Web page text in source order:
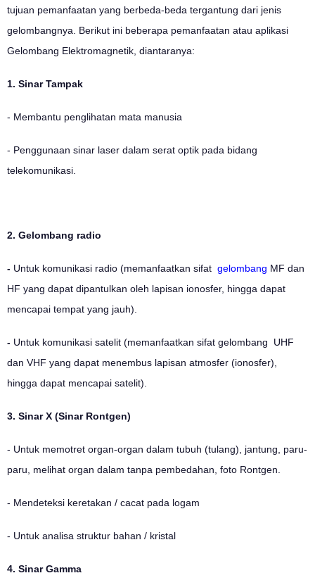
tujuan pemanfaatan yang berbeda-beda tergantung dari jenis
gelombangnya. Berikut ini beberapa pemanfaatan atau aplikasi
Gelombang Elektromagnetik, diantaranya:
1. Sinar Tampak
- Membantu penglihatan mata manusia
- Penggunaan sinar laser dalam serat optik pada bidang
telekomunikasi.
2. Gelombang radio
- Untuk komunikasi radio (memanfaatkan sifat gelombang MF dan
HF yang dapat dipantulkan oleh lapisan ionosfer, hingga dapat
mencapai tempat yang jauh).
- Untuk komunikasi satelit (memanfaatkan sifat gelombang UHF
dan VHF yang dapat menembus lapisan atmosfer (ionosfer),
hingga dapat mencapai satelit).
3. Sinar X (Sinar Rontgen)
- Untuk memotret organ-organ dalam tubuh (tulang), jantung, paru-
paru, melihat organ dalam tanpa pembedahan, foto Rontgen.
- Mendeteksi keretakan / cacat pada logam
- Untuk analisa struktur bahan / kristal
4. Sinar Gamma